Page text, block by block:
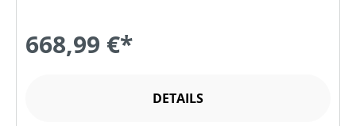
668,99 €*
DETAILS